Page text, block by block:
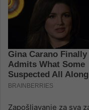
Zapošljavanje za sva